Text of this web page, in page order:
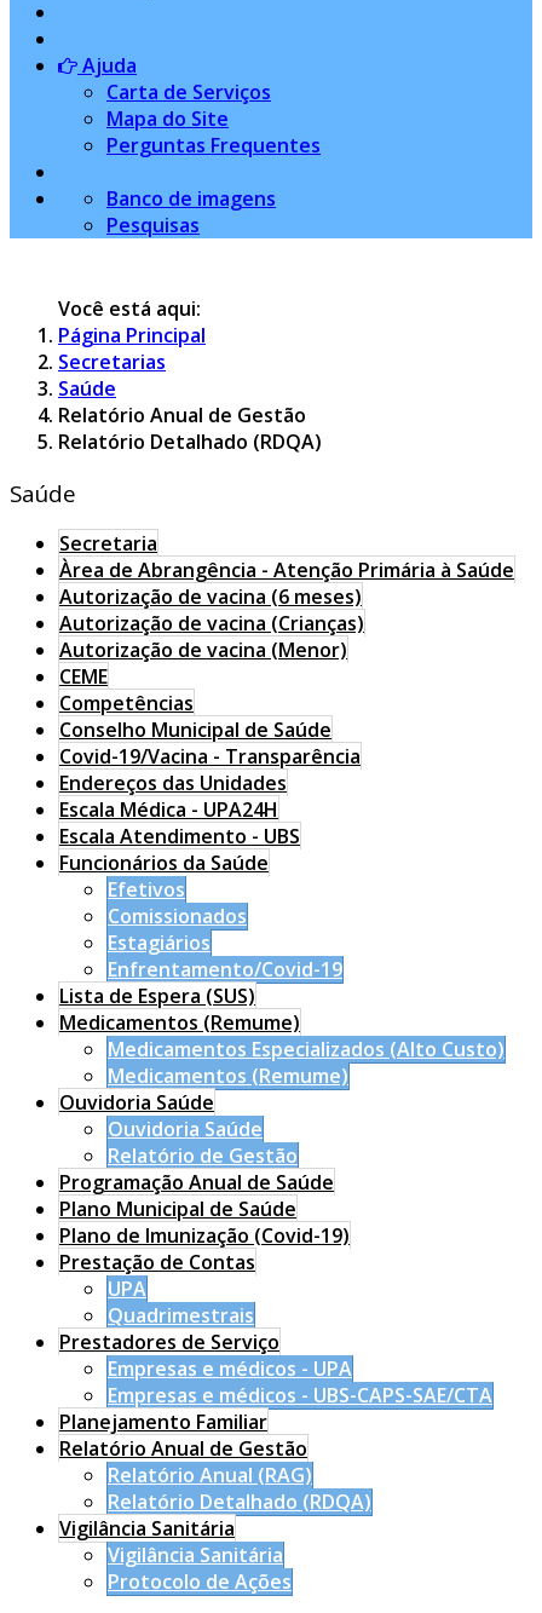
Ajuda
Carta de Serviços
Mapa do Site
Perguntas Frequentes
Banco de imagens
Pesquisas
Você está aqui:
Página Principal
Secretarias
Saúde
Relatório Anual de Gestão
Relatório Detalhado (RDQA)
Saúde
Secretaria
Àrea de Abrangência - Atenção Primária à Saúde
Autorização de vacina (6 meses)
Autorização de vacina (Crianças)
Autorização de vacina (Menor)
CEME
Competências
Conselho Municipal de Saúde
Covid-19/Vacina - Transparência
Endereços das Unidades
Escala Médica - UPA24H
Escala Atendimento - UBS
Funcionários da Saúde
Efetivos
Comissionados
Estagiários
Enfrentamento/Covid-19
Lista de Espera (SUS)
Medicamentos (Remume)
Medicamentos Especializados (Alto Custo)
Medicamentos (Remume)
Ouvidoria Saúde
Ouvidoria Saúde
Relatório de Gestão
Programação Anual de Saúde
Plano Municipal de Saúde
Plano de Imunização (Covid-19)
Prestação de Contas
UPA
Quadrimestrais
Prestadores de Serviço
Empresas e médicos - UPA
Empresas e médicos - UBS-CAPS-SAE/CTA
Planejamento Familiar
Relatório Anual de Gestão
Relatório Anual (RAG)
Relatório Detalhado (RDQA)
Vigilância Sanitária
Vigilância Sanitária
Protocolo de Ações